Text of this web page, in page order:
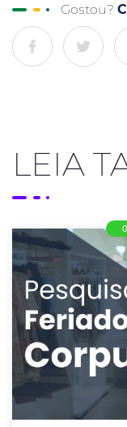
Gostou?
LEIA
Comércio
Pesquisa